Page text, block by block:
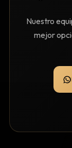
Nuestro
mejor